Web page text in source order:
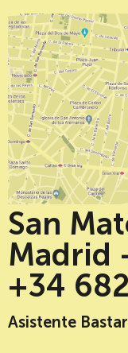
San
Madrid
+34
Asistente